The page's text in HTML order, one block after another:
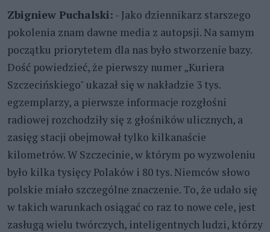
Zbigniew Puchalski: - Jako dziennikarz starszego
pokolenia znam dawne media z autopsji. Na samym
początku priorytetem dla nas było stworzenie bazy.
Dość powiedzieć, że pierwszy numer „Kuriera
Szczecińskiego" ukazał się w nakładzie 3 tys.
egzemplarzy, a pierwsze informacje rozgłośni
radiowej rozchodziły się z głośników ulicznych, a
zasięg stacji obejmował tylko kilkanaście
kilometrów. W Szczecinie, w którym po wyzwoleniu
było kilka tysięcy Polaków i 80 tys. Niemców słowo
polskie miało szczególne znaczenie. To, że udało się
w takich warunkach osiągać co raz to nowe cele, jest
zasługą wielu twórczych, inteligentnych ludzi, którzy